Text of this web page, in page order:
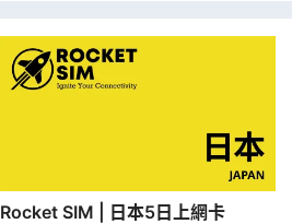
Rocket SIM | 日本5日上網卡